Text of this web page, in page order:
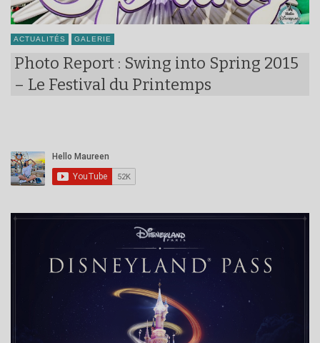
ACTUALITÉS GALERIE
Photo Report : Swing into Spring 2015
– Le Festival du Printemps